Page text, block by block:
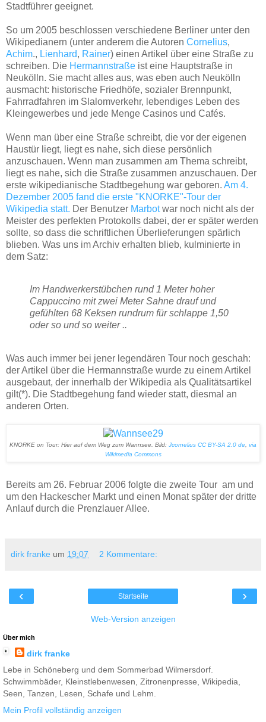
Stadtführer geeignet.
So um 2005 beschlossen verschiedene Berliner unter den
Wikipedianern (unter anderem die Autoren Cornelius,
Achim., Lienhard, Rainer) einen Artikel über eine Straße zu
schreiben. Die Hermannstraße ist eine Hauptstraße in
Neukölln. Sie macht alles aus, was eben auch Neukölln
ausmacht: historische Friedhöfe, sozialer Brennpunkt,
Fahrradfahren im Slalomverkehr, lebendiges Leben des
Kleingewerbes und jede Menge Casinos und Cafés.
Wenn man über eine Straße schreibt, die vor der eigenen
Haustür liegt, liegt es nahe, sich diese persönlich
anzuschauen. Wenn man zusammen am Thema schreibt,
liegt es nahe, sich die Straße zusammen anzuschauen. Der
erste wikipedianische Stadtbegehung war geboren. Am 4.
Dezember 2005 fand die erste "KNORKE"-Tour der
Wikipedia statt. Der Benutzer Marbotwar noch nicht als der
Meister des perfekten Protokolls dabei, der er später werden
sollte, so dass die schriftlichen Überlieferungen spärlich
blieben. Was uns im Archiv erhalten blieb, kulminierte in
dem Satz:
Im Handwerkerstübchen rund 1 Meter hoher
Cappuccino mit zwei Meter Sahne drauf und
gefühlten 68 Keksen rundrum für schlappe 1,50
oder so und so weiter ..
Was auch immer bei jener legendären Tour noch geschah:
der Artikel über die Hermannstraße wurde zu einem Artikel
ausgebaut, der innerhalb der Wikipedia als Qualitätsartikel
gilt(*). Die Stadtbegehung fand wieder statt, diesmal an
anderen Orten.
KNORKE on Tour: Hier auf dem Weg zum Wannsee. Bild: Jcornelius CC BY-SA 2.0 de, via
Wikimedia Commons
Bereits am 26. Februar 2006 folgte die zweite Tour am und
um den Hackescher Markt und einen Monat später der dritte
Anlauf durch die Prenzlauer Allee.
dirk franke um 19:07 2 Kommentare:
‹ ›
Startseite
Web-Version anzeigen
Über mich
dirk franke
Lebe in Schöneberg und dem Sommerbad Wilmersdorf.
Schwimmbäder, Kleinstlebenwesen, Zitronenpresse, Wikipedia,
Seen, Tanzen, Lesen, Schafe und Lehm.
Mein Profil vollständig anzeigen